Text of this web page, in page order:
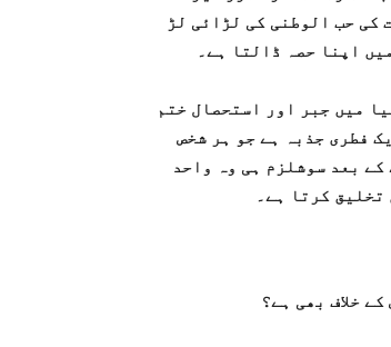
کی حب الوطنی کی لڑائی لڑ
اپنا حصہ ڈالتا ہے۔
میں جبر اور استحصال ختم
فطری جذبہ ہے جو ہر شخص
بعد سوشلزم ہی وہ واحد
کرتا ہے۔
خلاف بھی ہے؟